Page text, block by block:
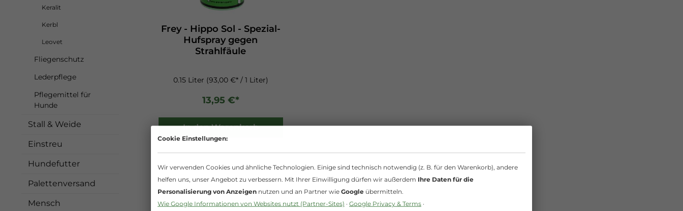
Keralit
Kerbl
Leovet
Fliegenschutz
Lederpflege
Pflegemittel für
Hunde
Stall & Weide
Einstreu
Hundefutter
Palettenversand
Mensch
Frey - Hippo Sol - Spezial-
Hufspray gegen
Strahlfäule
0.15 Liter (93,00 €* / 1 Liter)
13,95 €*
In den Warenkorb
Cookie Einstellungen:
Wir verwenden Cookies und ähnliche Technologien. Einige sind technisch notwendig (z. B. für den Warenkorb), andere
helfen uns, unser Angebot zu verbessern. Mit Ihrer Einwilligung dürfen wir außerdem Ihre Daten für die
Personalisierung von Anzeigen nutzen und an Partner wie Google übermitteln.
Wie Google Informationen von Websites nutzt (Partner-Sites) · Google Privacy & Terms ·